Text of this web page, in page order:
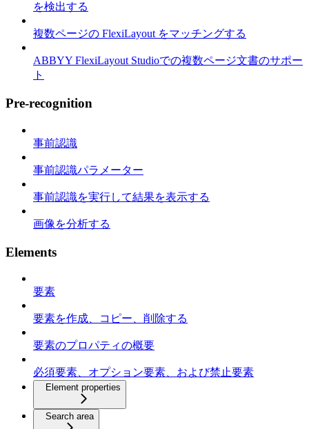
を検出する
複数ページの FlexiLayout をマッチングする
ABBYY FlexiLayout Studioでの複数ページ文書のサポー
ト
Pre-recognition
事前認識
事前認識パラメーター
事前認識を実行して結果を表示する
画像を分析する
Elements
要素
要素を作成、コピー、削除する
要素のプロパティの概要
必須要素、オプション要素、および禁止要素
Element properties
Search area